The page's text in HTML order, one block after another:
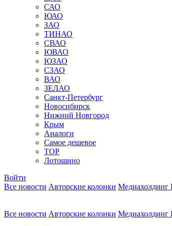
САО
ЮАО
ЗАО
ТИНАО
СВАО
ЮВАО
ЮЗАО
СЗАО
ВАО
ЗЕЛАО
Санкт-Петербург
Новосибирск
Нижний Новгород
Крым
Аналоги
Самое дешевое
TOP
Лотошино
Войти
Все новости Авторские колонки Медиахолдинг
Все новости Авторские колонки Медиахолдинг